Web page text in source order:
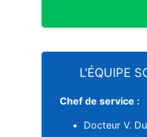
L'ÉQUIPE
Chef de service :
Docteur V.